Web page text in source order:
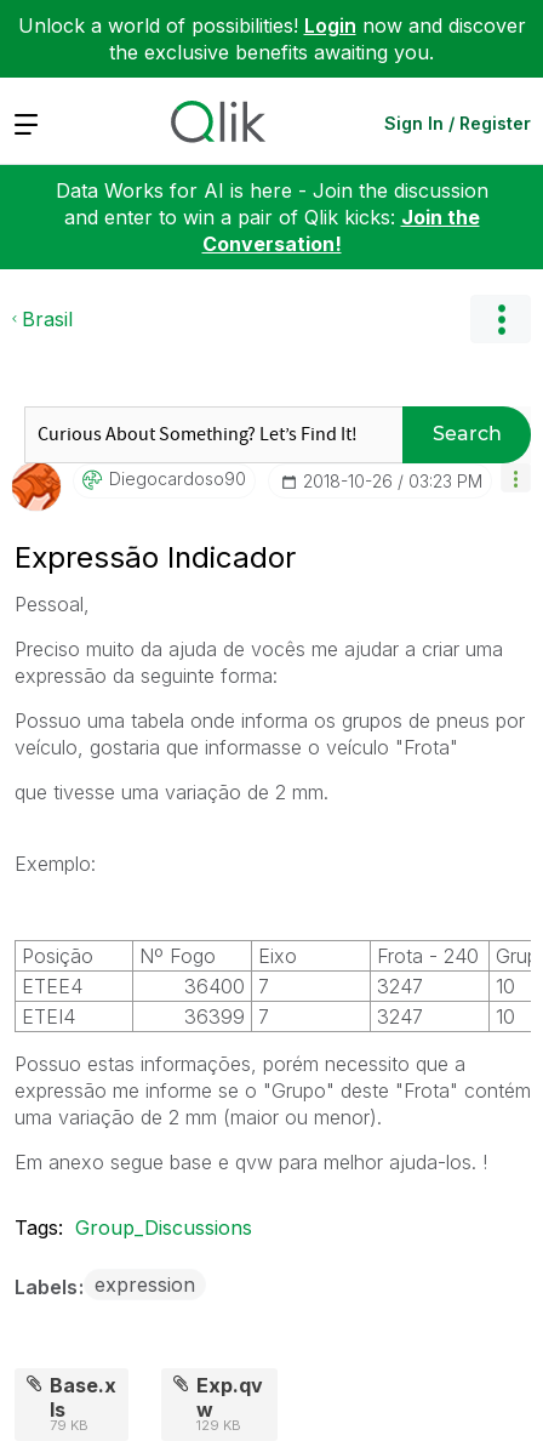
Unlock a world of possibilities! Login now and discover
the exclusive benefits awaiting you.
Expand Sign In / Register
Data Works for AI is here - Join the discussion
and enter to win a pair of Qlik kicks: Join the
Conversation!
Brasil
Search
Diegocardoso90 ‎2018-10-26 03:23 PM
Expressão Indicador
Pessoal,
Preciso muito da ajuda de vocês me ajudar a criar uma
expressão da seguinte forma:
Possuo uma tabela onde informa os grupos de pneus por
veículo, gostaria que informasse o veículo "Frota"
que tivesse uma variação de 2 mm.
Exemplo:
Posição Nº Fogo Eixo Frota - 240
ETEE4
36400 7 3247
10
ETEI4
36399 7 3247
10
Possuo estas informações, porém necessito que a
expressão me informe se o "Grupo" deste "Frota" contém
uma variação de 2 mm (maior ou menor).
Em anexo segue base e qvw para melhor ajuda-los. !
Tags: Group_Discussions
Labels expression
Base.x
ls
79 KB
Exp.qv
w
129 KB